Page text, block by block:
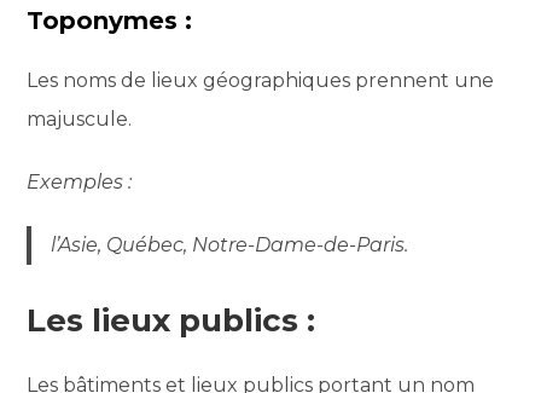
Toponymes :
Les noms de lieux géographiques prennent une
majuscule.
Exemples :
l’Asie, Québec, Notre-Dame-de-Paris.
Les lieux publics :
Les bâtiments et lieux publics portant un nom